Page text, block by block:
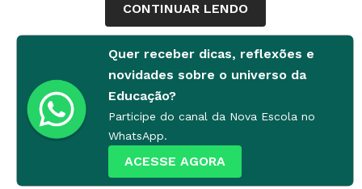
CONTINUAR LENDO
Quer receber dicas, reflexões e
novidades sobre o universo da
Educação?
Participe do canal da Nova Escola no
WhatsApp.
ACESSE AGORA